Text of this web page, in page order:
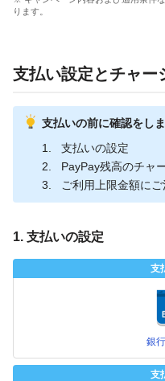
ります。
支払い設定とチャー
支払いの前に確認をし
支払いの設定
PayPay残高のチャ
ご利用上限金額にご
1. 支払いの設定
支
銀
支